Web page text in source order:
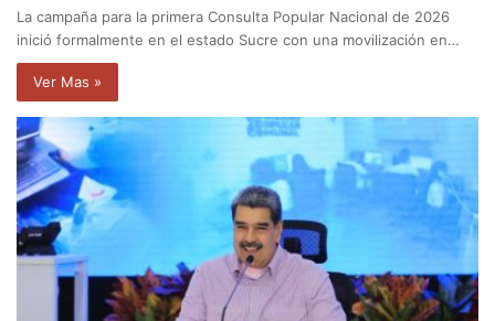
La campaña para la primera Consulta Popular Nacional de 2026
inició formalmente en el estado Sucre con una movilización en…
Ver Mas »